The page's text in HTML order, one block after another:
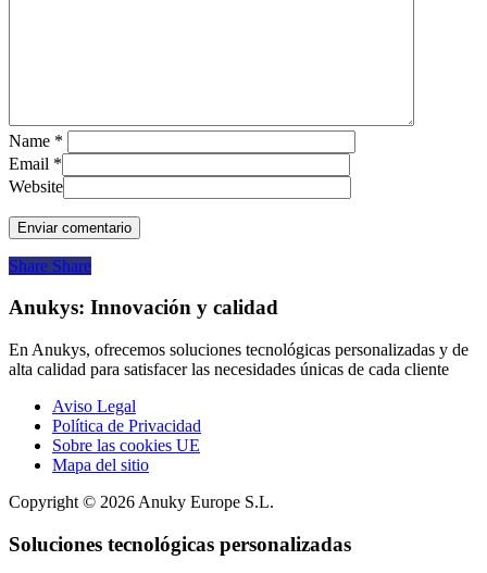
Name *
Email *
Website
Share Share
Anukys: Innovación y calidad
En Anukys, ofrecemos soluciones tecnológicas personalizadas y de
alta calidad para satisfacer las necesidades únicas de cada cliente
Aviso Legal
Política de Privacidad
Sobre las cookies UE
Mapa del sitio
Copyright © 2026 Anuky Europe S.L.
Soluciones tecnológicas personalizadas